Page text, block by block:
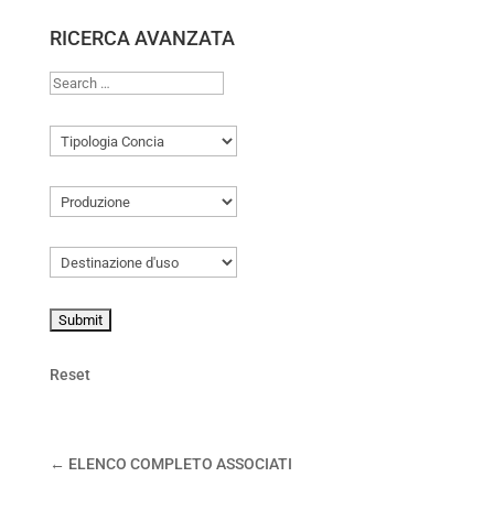
RICERCA AVANZATA
Reset
← ELENCO COMPLETO ASSOCIATI